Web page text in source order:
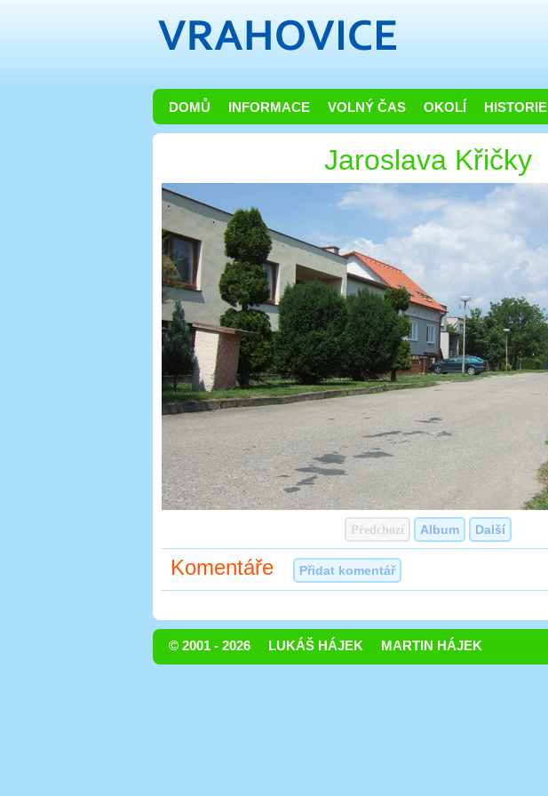
DOMŮ INFORMACE VOLNÝ ČAS OKOLÍ HISTORIE
Jaroslava Křičky
Předchozí Album Další
Komentáře Přidat komentář
© 2001 - 2026 LUKÁŠ HÁJEK MARTIN HÁJEK